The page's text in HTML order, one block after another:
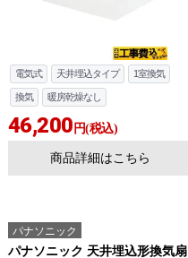
電気式 天井埋込タイプ 1室換気
換気 暖房乾燥なし
46,200 円(税込)
商品詳細はこちら
パナソニック
パナソニック 天井埋込形換気扇